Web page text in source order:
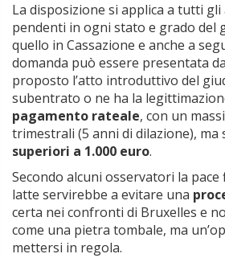
La disposizione si applica a tutti
pendenti in ogni stato e grado del
quello in Cassazione e anche a
domanda può essere presentata
proposto l’atto introduttivo del
subentrato o ne ha la
pagamento rateale, con un
trimestrali (5 anni di dilazione), ma
superiori a 1.000 euro.
Secondo alcuni osservatori la pace
latte servirebbe a evitare una
certa nei confronti di Bruxelles e
come una pietra tombale, ma
mettersi in regola.